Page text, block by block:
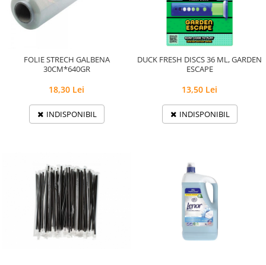
FOLIE STRECH GALBENA
30CM*640GR
18,30 Lei
INDISPONIBIL
DUCK FRESH DISCS 36 ML, GARDEN
ESCAPE
13,50 Lei
INDISPONIBIL